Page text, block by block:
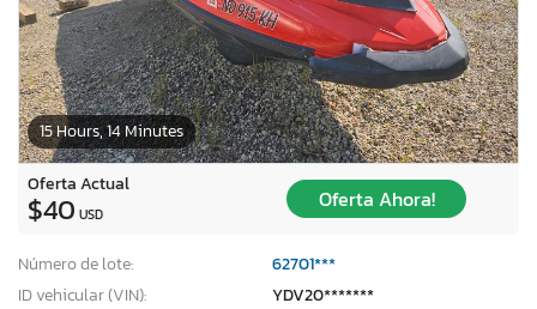
15 Hours, 14 Minutes
Oferta Actual
$40 USD
Oferta Ahora!
Número de lote:
62701***
ID vehicular (VIN):
YDV20*******